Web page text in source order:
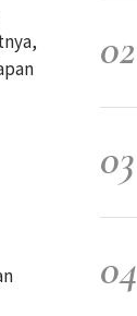
02
03
04